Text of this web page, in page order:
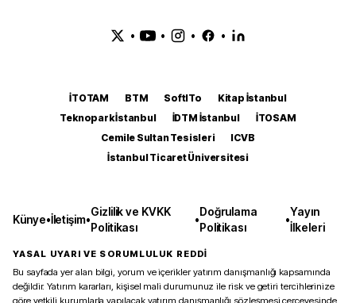
• • • •
İTOTAM BTM SoftITo
Kitap İstanbul
Teknopark İstanbul
İDTM İstanbul
İTOSAM
Cemile Sultan Tesisleri
ICVB
İstanbul Ticaret Üniversitesi
Künye•İletişim•
Gizlilik ve KVKK
Politikası
•
Doğrulama
Politikası
•
Yayın
İlkeleri
YASAL UYARI VE SORUMLULUK REDDİ
Bu sayfada yer alan bilgi, yorum ve içerikler yatırım danışmanlığı kapsamında
değildir. Yatırım kararları, kişisel mali durumunuz ile risk ve getiri tercihlerinize
göre yetkili kurumlarla yapılacak yatırım danışmanlığı sözleşmesi çerçevesinde